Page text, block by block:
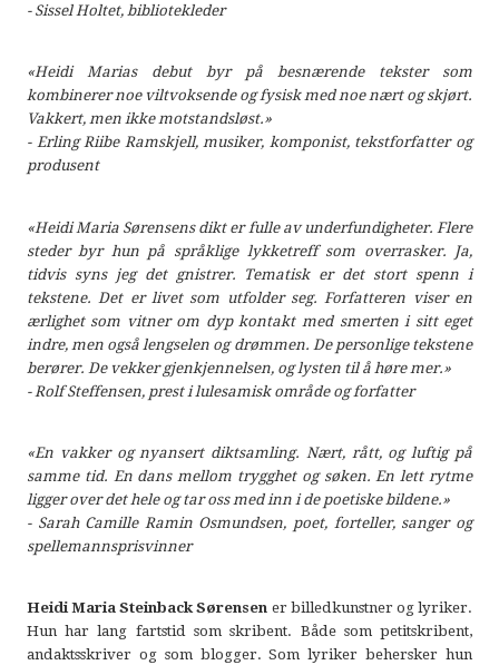
- Sissel Holtet, bibliotekleder
«Heidi Marias debut byr på besnærende tekster som
kombinerer noe viltvoksende og fysisk med noe nært og skjørt.
Vakkert, men ikke motstandsløst.»
- Erling Riibe Ramskjell, musiker, komponist, tekstforfatter og
produsent
«Heidi Maria Sørensens dikt er fulle av underfundigheter. Flere
steder byr hun på språklige lykketreff som overrasker. Ja,
tidvis syns jeg det gnistrer. Tematisk er det stort spenn i
tekstene. Det er livet som utfolder seg. Forfatteren viser en
ærlighet som vitner om dyp kontakt med smerten i sitt eget
indre, men også lengselen og drømmen. De personlige tekstene
berører. De vekker gjenkjennelsen, og lysten til å høre mer.»
- Rolf Steffensen, prest i lulesamisk område og forfatter
«En vakker og nyansert diktsamling. Nært, rått, og luftig på
samme tid. En dans mellom trygghet og søken. En lett rytme
ligger over det hele og tar oss med inn i de poetiske bildene.»
- Sarah Camille Ramin Osmundsen, poet, forteller, sanger og
spellemannsprisvinner
Heidi Maria Steinback Sørensen er billedkunstner og lyriker.
Hun har lang fartstid som skribent. Både som petitskribent,
andaktsskriver og som blogger. Som lyriker behersker hun